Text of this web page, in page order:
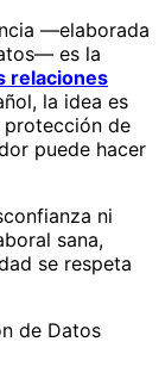
—elaborada
es la
relaciones
la idea es
protección de
puede hacer
ni
sana,
se respeta
de Datos